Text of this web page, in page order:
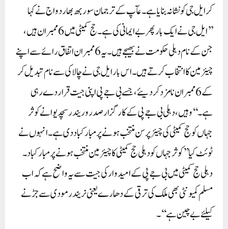
کر ایل جی کو نشانہ بنایا ہے۔ عآپ کے ترجمان سوربھ بھاردواج نے کہا
’’ایل جی نے ایک بار پھر بے ایمانی کی ہے۔ حج کمیٹی میں 6 ممبران ہیں،
جن کے نام دہلی حکومت نے بھیجے ہیں۔ یہ 6 ممبران اتفاق رائے سے اپنے
چیئرمین کا انتخاب کرتے ہیں۔ اس بار ایل جی نے چالاکی سے نام تبدیل کر
کے 6 ممبران نامزد کر دیئے، جسے بی جے پی اپنی جیت قرار دے رہی
ہے۔‘‘وہیں، دہلی بی جے پی کے کارگزار صدر وریندر سچدیوا نے کوثر
جہاں کو حج کمیٹی کی چیئرپرسن منتخب ہونے پر مبارکباد دی ہے۔ انہوں نے
ٹوئٹ کیا ’’کوثر جہاں کو دہلی حج کمیٹی کا چیئرمین منتخب ہونے پر مبارکباد۔
دہلی حج کمیٹی میں بی جے پی کے امیدوار کی جیت سے یہ واضح ہے کہ اب
مسلم کمیونٹی بھی ملک کی ترقی کے دھارے یعنی نریندر مودی سے جڑنے
کیلئے بے چین ہے‘‘۔